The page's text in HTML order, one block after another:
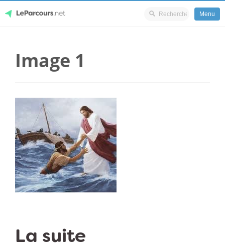
content
Menu
Image 1
La suite